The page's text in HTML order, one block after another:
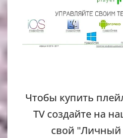
Чтобы купить
TV создайте на
свой "Личный